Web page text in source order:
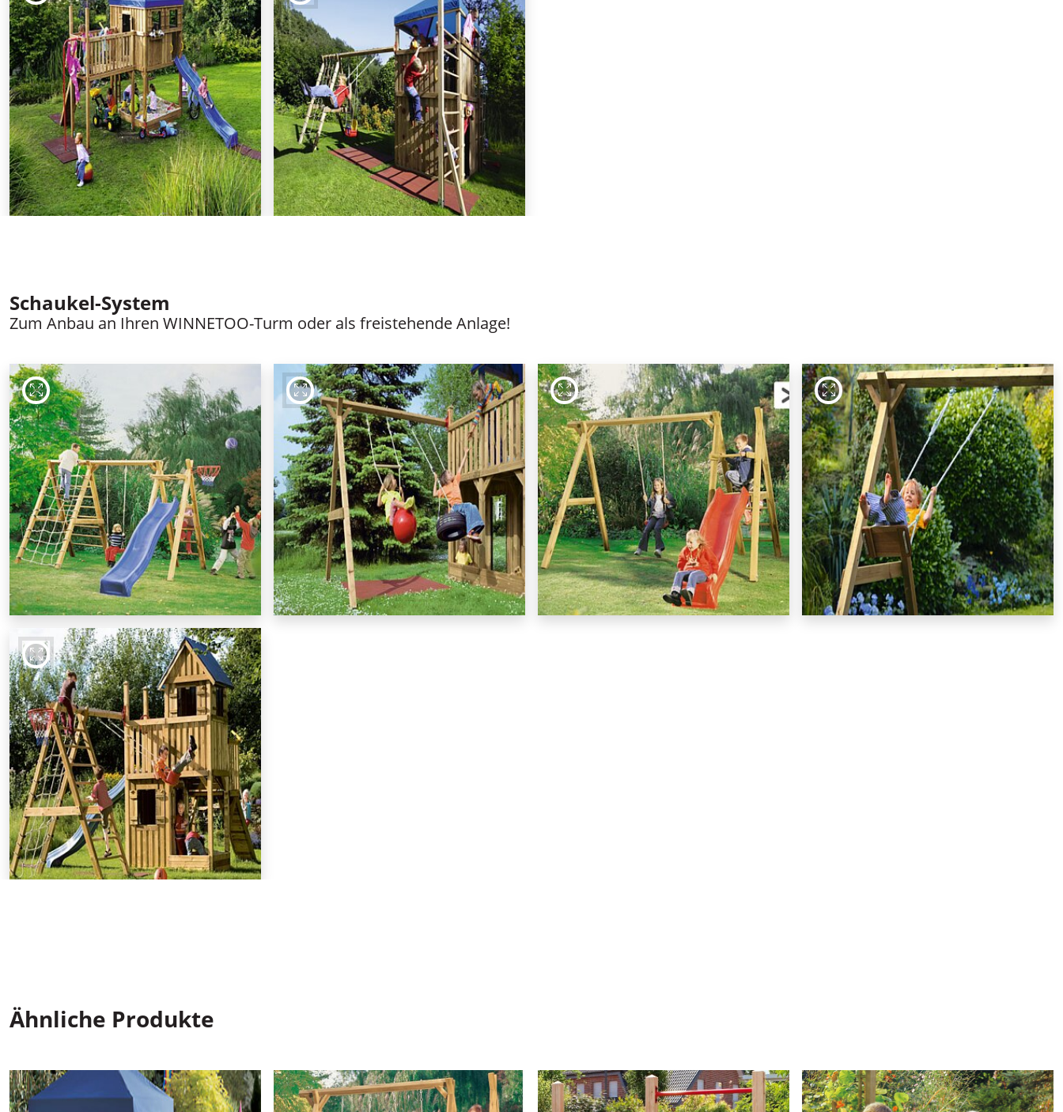
Schaukel-System
Zum Anbau an Ihren WINNETOO-Turm oder als freistehende Anlage!
Ähnliche Produkte